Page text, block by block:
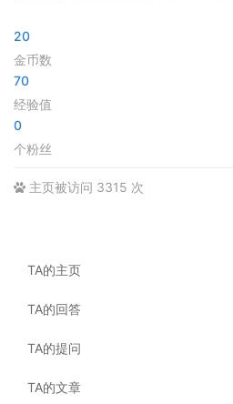
20
金币数
70
经验值
0
个粉丝
主页被访问 3315 次
TA的主页
TA的回答
TA的提问
TA的文章